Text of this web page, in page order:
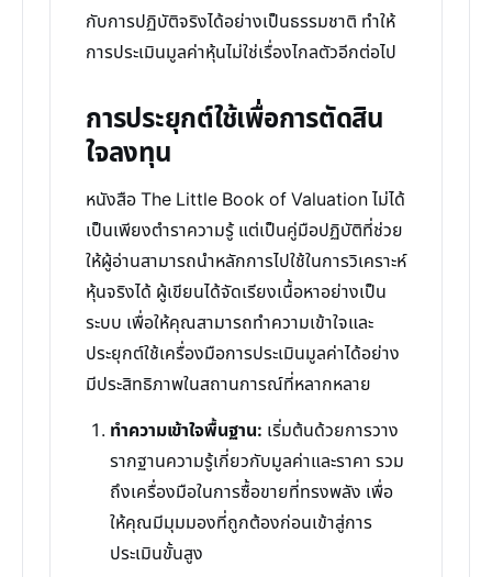
กับการปฏิบัติจริงได้อย่างเป็นธรรมชาติ ทำให้
การประเมินมูลค่าหุ้นไม่ใช่เรื่องไกลตัวอีกต่อไป
การประยุกต์ใช้เพื่อการตัดสิน
ใจลงทุน
หนังสือ The Little Book of Valuation ไม่ได้
เป็นเพียงตำราความรู้ แต่เป็นคู่มือปฏิบัติที่ช่วย
ให้ผู้อ่านสามารถนำหลักการไปใช้ในการวิเคราะห์
หุ้นจริงได้ ผู้เขียนได้จัดเรียงเนื้อหาอย่างเป็น
ระบบ เพื่อให้คุณสามารถทำความเข้าใจและ
ประยุกต์ใช้เครื่องมือการประเมินมูลค่าได้อย่าง
มีประสิทธิภาพในสถานการณ์ที่หลากหลาย
ทำความเข้าใจพื้นฐาน: เริ่มต้นด้วยการวาง
รากฐานความรู้เกี่ยวกับมูลค่าและราคา รวม
ถึงเครื่องมือในการซื้อขายที่ทรงพลัง เพื่อ
ให้คุณมีมุมมองที่ถูกต้องก่อนเข้าสู่การ
ประเมินขั้นสูง